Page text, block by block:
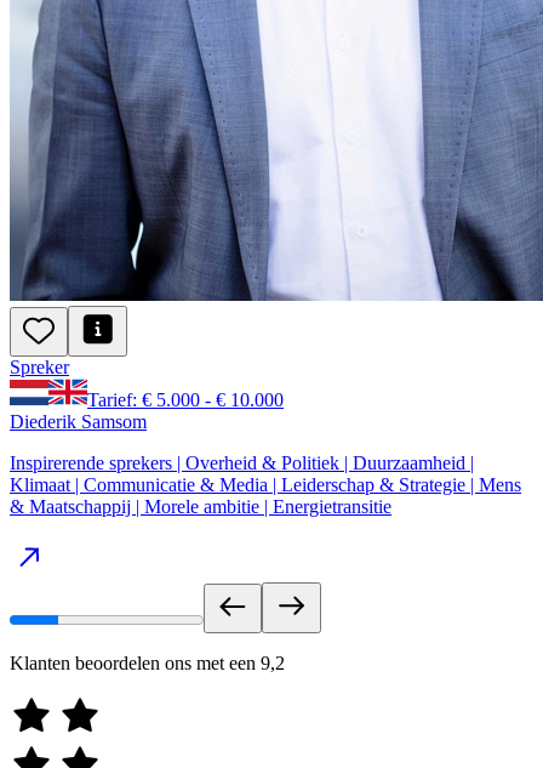
Spreker
Tarief: € 5.000 - € 10.000
Diederik Samsom
Inspirerende sprekers | Overheid & Politiek | Duurzaamheid |
Klimaat | Communicatie & Media | Leiderschap & Strategie | Mens
& Maatschappij | Morele ambitie | Energietransitie
Klanten beoordelen ons met een 9,2